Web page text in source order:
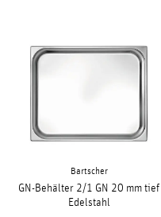
Bartscher
GN-Behälter 2/1 GN 20 mm tief
Edelstahl